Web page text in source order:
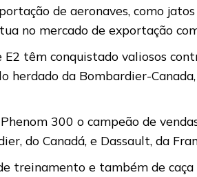
de aeronaves, como
no mercado de exportação
E2 têm conquistado valiosos
da Bombardier-
300 o campeão de
do Canadá, e Dassault, da
treinamento e também de